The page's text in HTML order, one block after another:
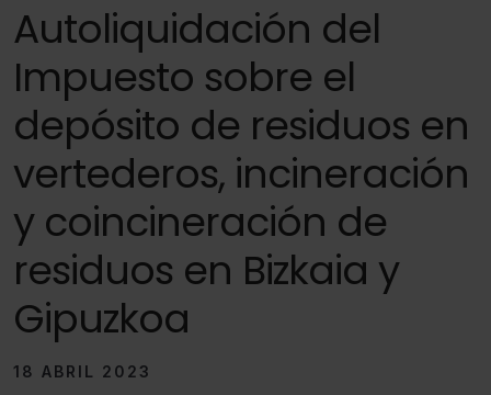
Autoliquidación del
Impuesto sobre el
depósito de residuos en
vertederos, incineración
y coincineración de
residuos en Bizkaia y
Gipuzkoa
18 ABRIL 2023